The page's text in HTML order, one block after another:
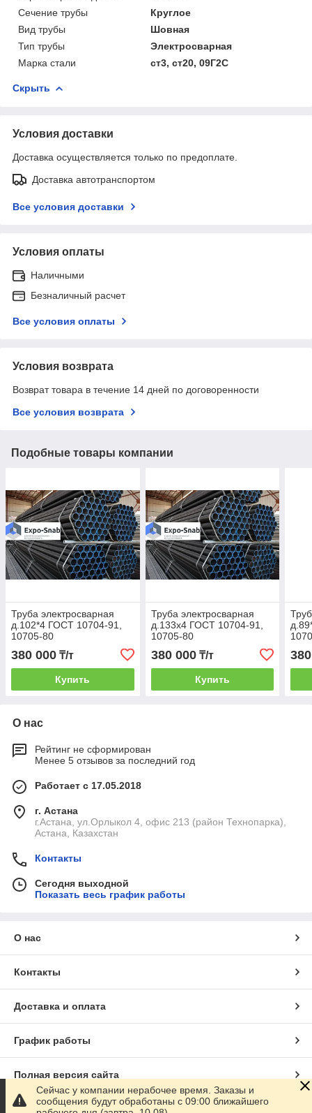
Сечение трубы
Круглое
Вид трубы
Шовная
Тип трубы
Электросварная
Марка стали
ст3, ст20, 09Г2С
Скрыть
Условия доставки
Доставка осуществляется только по предоплате.
Доставка автотранспортом
Все условия доставки
Условия оплаты
Наличными
Безналичный расчет
Все условия оплаты
Условия возврата
Возврат товара в течение 14 дней по договоренности
Все условия возврата
Подобные товары компании
Труба электросварная
д.102*4 ГОСТ 10704-91,
10705-80
380 000 ₸/т
Купить
Труба электросварная
д.133х4 ГОСТ 10704-91,
10705-80
380 000₸/т
Купить
О нас
Рейтинг не сформирован
Менее 5 отзывов за последний год
Работает с 17.05.2018
г. Астана
г.Астана, ул.Орлыкол 4, офис 213 (район Технопарка),
Астана, Казахстан
Контакты
Сегодня выходной
Показать весь график работы
О нас
Контакты
Доставка и оплата
График работы
Полная версия сайта
Сайт создан на маркетплейсеSatu.kz
Сейчас у компании нерабочее время. Заказы и
сообщения будут обработаны с 09:00 ближайшего